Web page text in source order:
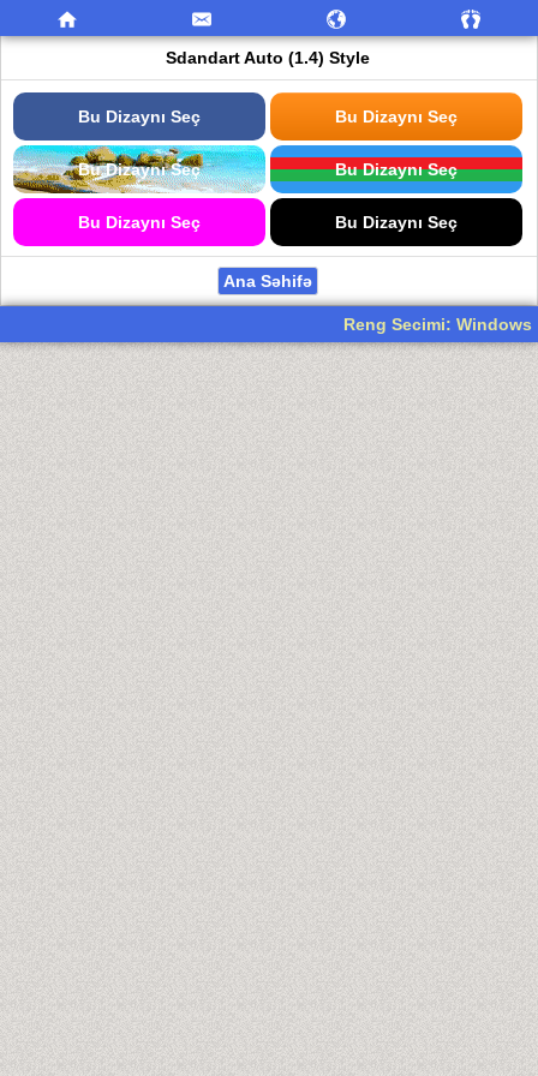
Sdandart Auto (1.4) Style
Bu Dizaynı Seç Bu Dizaynı Seç
Bu Dizaynı Seç Bu Dizaynı Seç
Bu Dizaynı Seç Bu Dizaynı Seç
Ana Səhifə
Reng Secimi: Windows